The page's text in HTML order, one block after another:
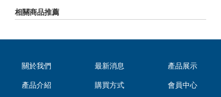
相關商品推薦
關於我們 最新消息 產品展示
產品介紹 購買方式 會員中心